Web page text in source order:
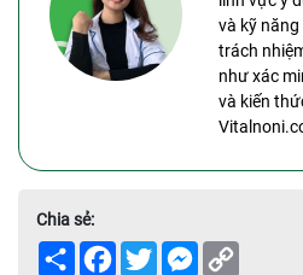
và kỹ
trách
như xác
và kiến
Chia sẻ:
Share Facebook
TwitterMessenger